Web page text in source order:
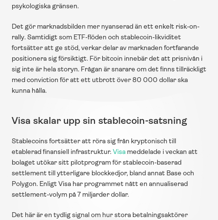
psykologiska gränsen.
Det gör marknadsbilden mer nyanserad än ett enkelt risk-on-
rally. Samtidigt som ETF-flöden och stablecoin-likviditet
fortsätter att ge stöd, verkar delar av marknaden fortfarande
positionera sig försiktigt. För bitcoin innebär det att prisnivån i
sig inte är hela storyn. Frågan är snarare om det finns tillräckligt
med conviction för att ett utbrott över 80 000 dollar ska
kunna hålla.
Visa skalar upp sin stablecoin-satsning
Stablecoins fortsätter att röra sig från kryptonisch till
etablerad finansiell infrastruktur. Visa meddelade i veckan att
bolaget utökar sitt pilotprogram för stablecoin-baserad
settlement till ytterligare blockkedjor, bland annat Base och
Polygon. Enligt Visa har programmet nått en annualiserad
settlement-volym på 7 miljarder dollar.
Det här är en tydlig signal om hur stora betalningsaktörer